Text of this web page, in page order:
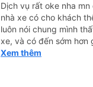
Dịch vụ rất oke nha
nhà xe có cho khách
luôn nói chung mình
xe, và có đến sớm hơn
cũng đẹp kk nói chung
Xem thêm